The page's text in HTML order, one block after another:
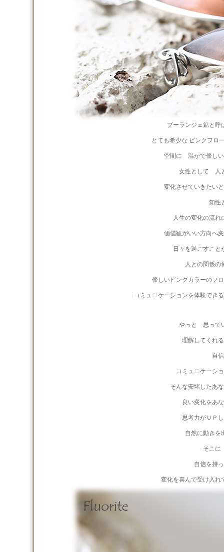
ブーランジェ鉱と呼
とても希少な ピンクフロ
空間に 温かで優しい
女性として 人
変化させていきたい
知性
人生の変化の流れ
価値観がいい方向
日々を過ごすこと
人との関係
優しいピンクカラーのフ
コミュニケーションを体験でき
やっと 思って
理解してくれ
自
コミュニケーシ
そんな安堵したあ
良い変化をあ
思考力がＵＰ
自然に動きを
そこに
自信を持
変化を喜んで受け入れ